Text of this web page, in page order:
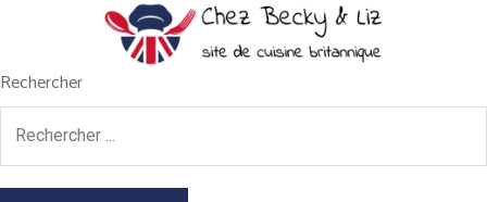
Rechercher